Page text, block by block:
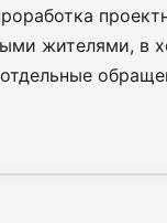
жителями, в